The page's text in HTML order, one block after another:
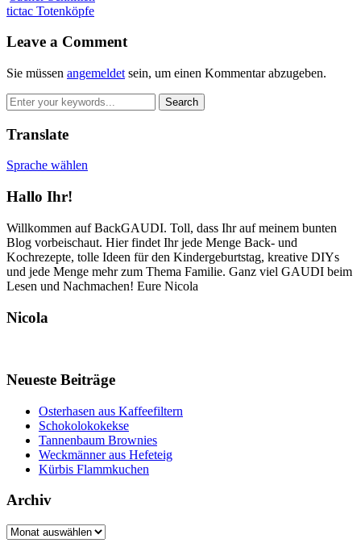
tictac Totenköpfe
Leave a Comment
Sie müssen angemeldet sein, um einen Kommentar abzugeben.
Translate
Sprache wählen
Hallo Ihr!
Willkommen auf BackGAUDI. Toll, dass Ihr auf meinem bunten
Blog vorbeischaut. Hier findet Ihr jede Menge Back- und
Kochrezepte, tolle Ideen für den Kindergeburtstag, kreative DIYs
und jede Menge mehr zum Thema Familie. Ganz viel GAUDI beim
Lesen und Nachmachen! Eure Nicola
Nicola
Neueste Beiträge
Osterhasen aus Kaffeefiltern
Schokolokokekse
Tannenbaum Brownies
Weckmänner aus Hefeteig
Kürbis Flammkuchen
Archiv
Archiv